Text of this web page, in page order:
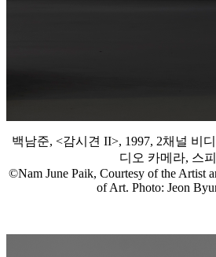
백남준, <감시견 II>, 1997, 2채널 비
디오 카메라, 스
©Nam June Paik, Courtesy of the Artist
of Art. Photo: Jeon